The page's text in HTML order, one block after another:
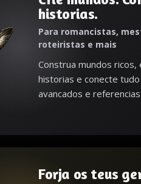
historias.
Para romancistas,
roteiristas e mais
Construa mundos ricos,
historias e conecte tudo
avancados e
Forja os teus